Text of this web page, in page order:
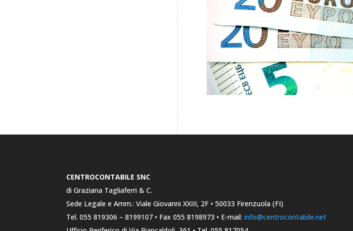
CENTROCONTABILE SNC
di Graziana Tagliaferri & C.
Sede Legale e Amm.: Viale Giovanni XXIII, 2F • 50033 Firenzuola (FI)
Tel. 055 819306 – 8199107 • Fax 055 8198973 • E-mail: info@centrocontabile.net